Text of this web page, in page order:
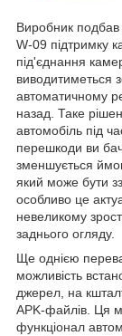
Виробник
W-09 підтримку
під'єднання
виводитиметься
автоматичному
назад. Таке
автомобіль під
перешкоди ви
зменшується
який може бути
особливо це
невеликому
заднього огляду.
Ще однією
можливість
джерел, на
APK-файлів. Ця
функціонал